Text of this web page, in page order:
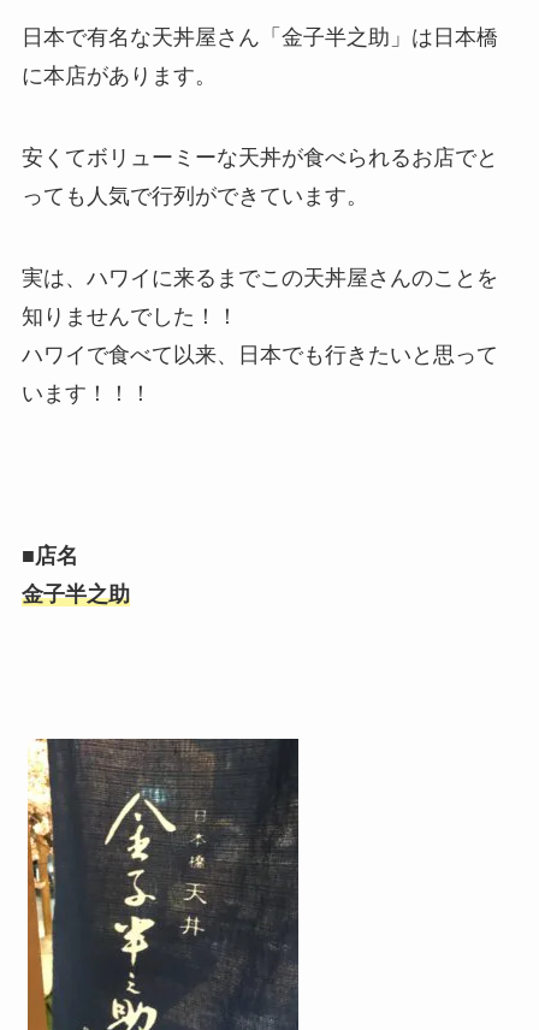
日本で有名な天丼屋さん「金子半之助」は日本橋
に本店があります。
安くてボリューミーな天丼が食べられるお店でと
っても人気で行列ができています。
実は、ハワイに来るまでこの天丼屋さんのことを
知りませんでした！！
ハワイで食べて以来、日本でも行きたいと思って
います！！！
■店名
金子半之助